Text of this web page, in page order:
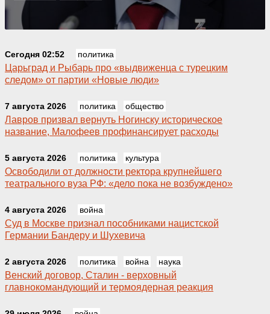
Сегодня 02:52 политика
Царьград и Рыбарь про «выдвиженца с турецким
следом» от партии «Новые люди»
7 августа 2026 политика общество
Лавров призвал вернуть Ногинску историческое
название, Малофеев профинансирует расходы
5 августа 2026 политика культура
Освободили от должности ректора крупнейшего
театрального вуза РФ: «дело пока не возбуждено»
4 августа 2026 война
Суд в Москве признал пособниками нацистской
Германии Бандеру и Шухевича
2 августа 2026 политика война наука
Венский договор, Сталин - верховный
главнокомандующий и термоядерная реакция